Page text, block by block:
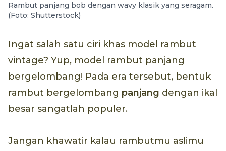
Rambut panjang bob dengan wavy klasik yang seragam.
(Foto: Shutterstock)
Ingat salah satu ciri khas model rambut
vintage? Yup, model rambut panjang
bergelombang! Pada era tersebut, bentuk
rambut bergelombang panjang dengan ikal
besar sangatlah populer.
Jangan khawatir kalau rambutmu aslimu